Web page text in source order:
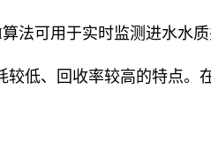
法可用于实时监测进水水
较低、回收率较高的特点。